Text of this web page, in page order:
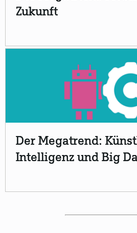
Zukunft
Der Megatrend:
Intelligenz und Big